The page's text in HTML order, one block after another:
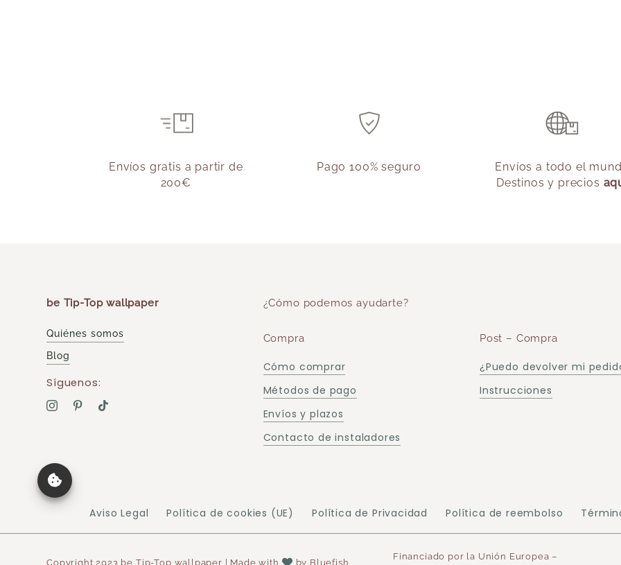
Envíos gratis a partir de
200€
Pago 100% seguro
Envíos a todo el
Destinos y precios
be Tip-Top wallpaper
Quiénes somos
Blog
Síguenos:
¿Cómo podemos ayudarte?
Compra
Cómo comprar
Métodos de pago
Envíos y plazos
Contacto de instaladores
Post – Compra
¿Puedo devolver mi
Instrucciones
Aviso Legal Política de cookies (UE) Política de Privacidad Política de reembolso
Copyright 2023 be Tip-Top wallpaper | Made with by Bluefish
Financiado por la Unión Europea –